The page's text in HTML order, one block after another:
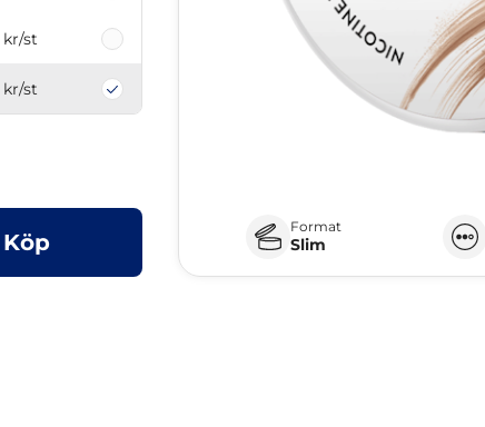
Format
Slim
kr/st
kr/st
Köp